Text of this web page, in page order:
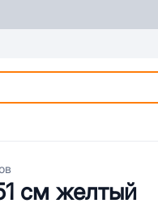
см желтый